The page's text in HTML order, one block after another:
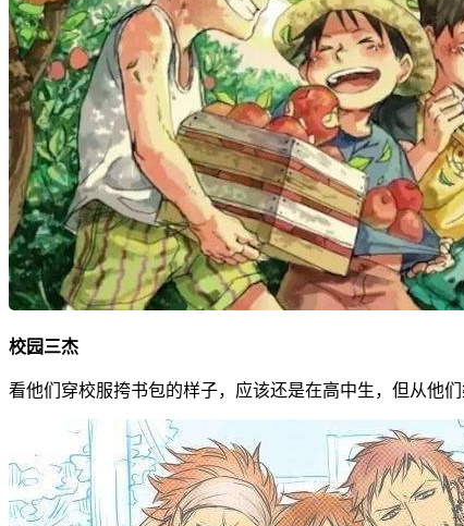
校园三杰
看他们穿校服挎书包的样子，应该还是在高中生，但从他